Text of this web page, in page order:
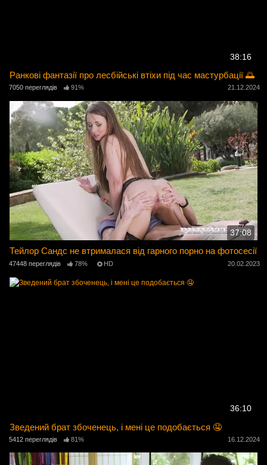
38:16
Ранкові фантазії про лесбійські втіхи під час мастурбації 🌅
7050 переглядів 91% 21.12.2024
37:08
Тейлор Сандс не втрималася від гарного порно на фотосесії
47448 переглядів 78% HD 20.02.2023
36:10
Зведений брат збоченець, і мені це подобається 🤤
5412 переглядів 81% 16.12.2024